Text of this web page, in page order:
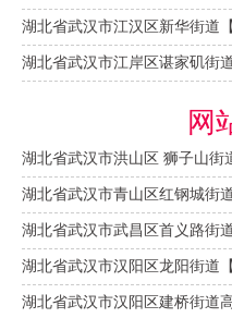
网
湖北省武汉市洪山区 狮子山街